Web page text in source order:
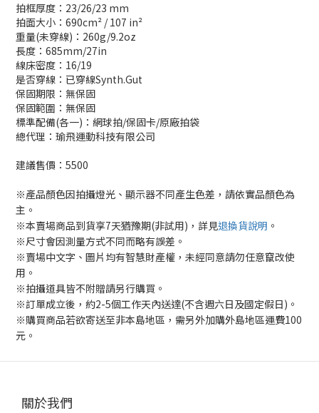
拍框厚度：23/26/23 mm
拍面大小：690cm² / 107 in²
重量(未穿線)：260g/9.2oz
長度：685mm/27in
線床密度：16/19
是否穿線：已穿線Synth.Gut
保固期限： 無保固
保固範圍： 無保固
標準配備(各一)：網球拍/保固卡/原廠拍袋
總代理：瑜飛運動科技有限公司
建議售價：5500
※產品顏色因拍攝燈光、顯示器不同產生色差，請依實品顏色為
主。
※本賣場商品到貨享7天猶豫期(非試用)，詳見退換貨說明 。
※尺寸會因測量方式不同而略有誤差。
※賣場中文字、圖片均有智慧財產權，未經同意請勿任意竄改使
用。
※拍攝道具皆不附贈請另行購買。
※訂單成立後，約2-5個工作天內送達(不含週六日及國定假日)。
※購買商品若欲寄送至非本島地區，需另外加購外島地區運費100
元。
關於我們